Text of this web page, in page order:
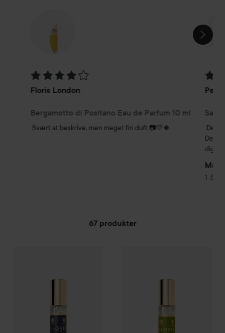
Bedømmelse: 4 ud af 5
Floris London
Bergamotto di Positano Eau de Parfum 10 ml
Svært at beskrive, men meget fin duft 📷💛🍀
Den
Den
dig,
1 år
67 produkter